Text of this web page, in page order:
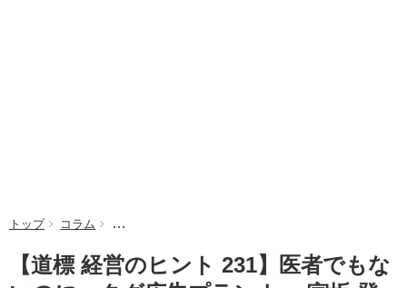
トップ コラム 【道標 経営のヒント 231】医者でもないのに タグ広
【道標 経営のヒント 231】医者でもな